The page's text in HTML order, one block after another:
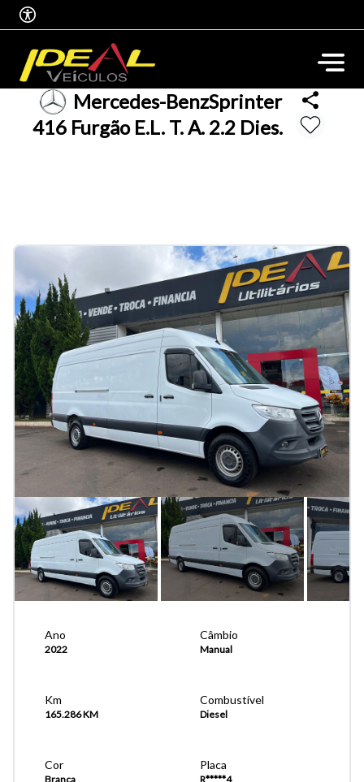
Mercedes-BenzSprinter
416 Furgão E.L. T. A. 2.2 Dies.
Ano
2022
Câmbio
Manual
Km
165.286 KM
Combustível
Diesel
Cor
Branca
Placa
R*****4